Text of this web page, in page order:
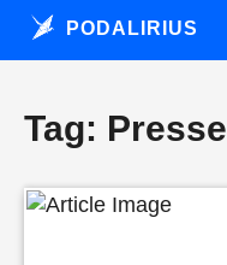
PODALIRIUS
Tag: Presse